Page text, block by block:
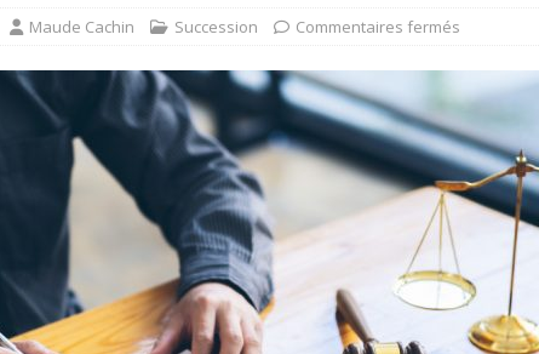
Maude Cachin Succession Commentaires fermés